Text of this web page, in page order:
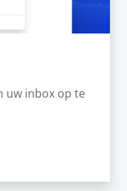
uw inbox op te